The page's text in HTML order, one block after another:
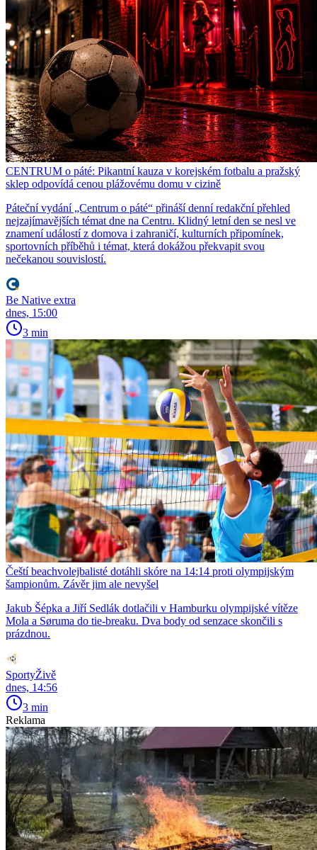
CENTRUM o páté: Pikantní kauza v korejském fotbalu a pražský
sklep odpovídá cenou plážovému domu v cizině
Páteční vydání „Centrum o páté“ přináší denní redakční přehled
nejzajímavějších témat dne na Centru. Klidný letní den se nesl ve
znamení událostí z domova i zahraničí, kulturních připomínek,
sportovních příběhů i témat, která dokážou překvapit svou
nečekanou souvislostí.
Be Native extra
dnes, 15:00
3 min
Čeští beachvolejbalisté dotáhli skóre na 14:14 proti olympijským
šampionům. Závěr jim ale nevyšel
Jakub Šépka a Jiří Sedlák dotlačili v Hamburku olympijské vítěze
Mola a Søruma do tie-breaku. Dva body od senzace skončili s
prázdnou.
SportyŽivě
dnes, 14:56
3 min
Reklama